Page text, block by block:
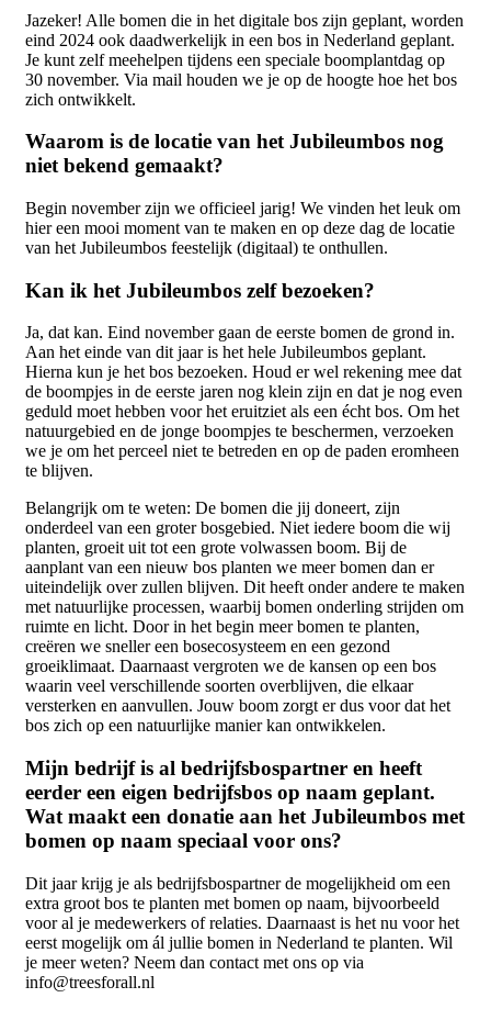
Jazeker! Alle bomen die in het digitale bos zijn geplant, worden
eind 2024 ook daadwerkelijk in een bos in Nederland geplant.
Je kunt zelf meehelpen tijdens een speciale boomplantdag op
30 november. Via mail houden we je op de hoogte hoe het bos
zich ontwikkelt.
Waarom is de locatie van het Jubileumbos nog
niet bekend gemaakt?
Begin november zijn we officieel jarig! We vinden het leuk om
hier een mooi moment van te maken en op deze dag de locatie
van het Jubileumbos feestelijk (digitaal) te onthullen.
Kan ik het Jubileumbos zelf bezoeken?
Ja, dat kan. Eind november gaan de eerste bomen de grond in.
Aan het einde van dit jaar is het hele Jubileumbos geplant.
Hierna kun je het bos bezoeken. Houd er wel rekening mee dat
de boompjes in de eerste jaren nog klein zijn en dat je nog even
geduld moet hebben voor het eruitziet als een écht bos. Om het
natuurgebied en de jonge boompjes te beschermen, verzoeken
we je om het perceel niet te betreden en op de paden eromheen
te blijven.
Belangrijk om te weten: De bomen die jij doneert, zijn
onderdeel van een groter bosgebied. Niet iedere boom die wij
planten, groeit uit tot een grote volwassen boom. Bij de
aanplant van een nieuw bos planten we meer bomen dan er
uiteindelijk over zullen blijven. Dit heeft onder andere te maken
met natuurlijke processen, waarbij bomen onderling strijden om
ruimte en licht. Door in het begin meer bomen te planten,
creëren we sneller een bosecosysteem en een gezond
groeiklimaat. Daarnaast vergroten we de kansen op een bos
waarin veel verschillende soorten overblijven, die elkaar
versterken en aanvullen. Jouw boom zorgt er dus voor dat het
bos zich op een natuurlijke manier kan ontwikkelen.
Mijn bedrijf is al bedrijfsbospartner en heeft
eerder een eigen bedrijfsbos op naam geplant.
Wat maakt een donatie aan het Jubileumbos met
bomen op naam speciaal voor ons?
Dit jaar krijg je als bedrijfsbospartner de mogelijkheid om een
extra groot bos te planten met bomen op naam, bijvoorbeeld
voor al je medewerkers of relaties. Daarnaast is het nu voor het
eerst mogelijk om ál jullie bomen in Nederland te planten. Wil
je meer weten? Neem dan contact met ons op via
info@treesforall.nl